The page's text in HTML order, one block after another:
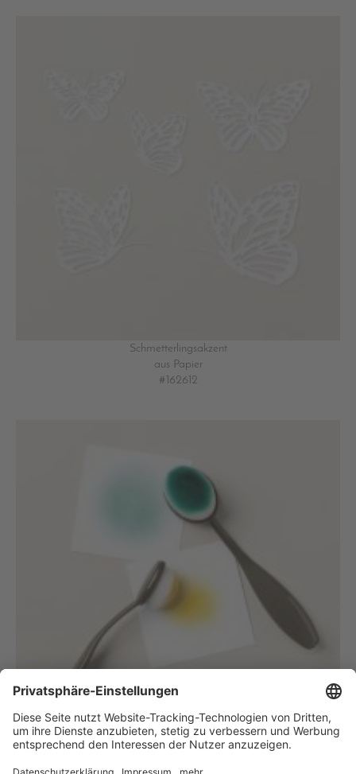
Schmetterlingsakzent
aus Papier
#162612
Blending-Pinsel
153611